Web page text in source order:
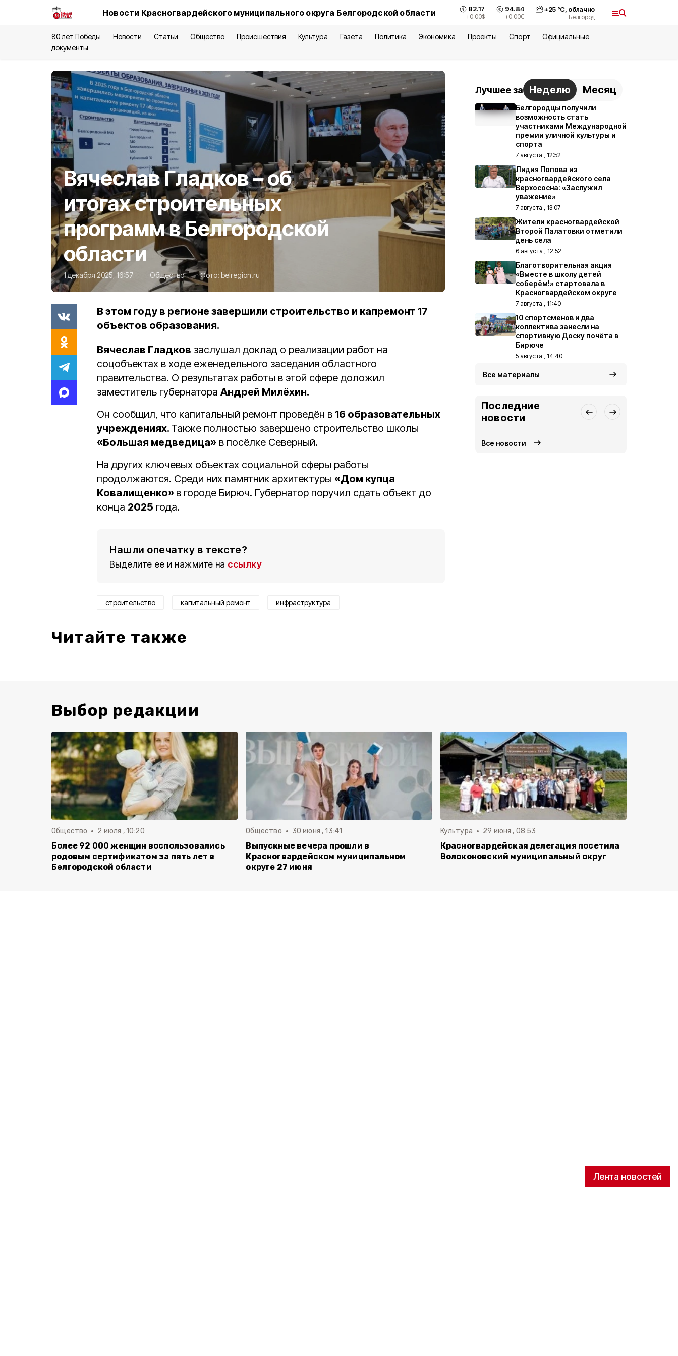
Новости Красногвардейского муниципального округа Белгородской области 82.17
+0.00$
94.84
+0.00€
+25°С, облачно
Белгород
80 лет Победы Новости Статьи Общество Происшествия Культура Газета Политика Экономика Проекты Спорт
Официальные
документы
Лента новостей
Вячеслав Гладков – об
итогах строительных
программ в Белгородской
области
1 декабря 2025, 16:57 Общество Фото: belregion.ru
В этом году в регионе завершили строительство и капремонт 17
объектов образования.
Вячеслав Гладков заслушал доклад о реализации работ на
соцобъектах в ходе еженедельного заседания областного
правительства. О результатах работы в этой сфере доложил
заместитель губернатора Андрей Милёхин.
Он сообщил, что капитальный ремонт проведён в 16 образовательных
учреждениях. Также полностью завершено строительство школы
«Большая медведица» в посёлке Северный.
На других ключевых объектах социальной сферы работы
продолжаются. Среди них памятник архитектуры «Дом купца
Ковалищенко» в городе Бирюч. Губернатор поручил сдать объект до
конца 2025 года.
Нашли опечатку в тексте?
Выделите ее и нажмите на ссылку
строительство капитальный ремонт инфраструктура
Читайте также
Лучшее за Неделю Месяц
Белгородцы получили
возможность стать
участниками Международной
премии уличной культуры и
спорта
7 августа , 12:52
Лидия Попова из
красногвардейского села
Верхососна: «Заслужил
уважение»
7 августа , 13:07
Жители красногвардейской
Второй Палатовки отметили
день села
6 августа , 12:52
Благотворительная акция
«Вместе в школу детей
соберём!» стартовала в
Красногвардейском округе
7 августа , 11:40
10 спортсменов и два
коллектива занесли на
спортивную Доску почёта в
Бирюче
5 августа , 14:40
Все материалы
Последние
новости
Все новости
Выбор редакции
Общество 2 июля , 10:20
Более 92 000 женщин воспользовались
родовым сертификатом за пять лет в
Белгородской области
Общество 30 июня , 13:41
Выпускные вечера прошли в
Красногвардейском муниципальном
округе 27 июня
Культура 29 июня , 08:53
Красногвардейская делегация посетила
Волоконовский муниципальный округ